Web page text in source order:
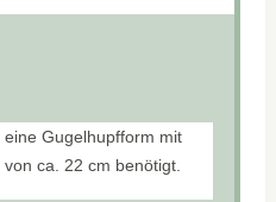
Gugelhupfform mit
ca. 22 cm benötigt.